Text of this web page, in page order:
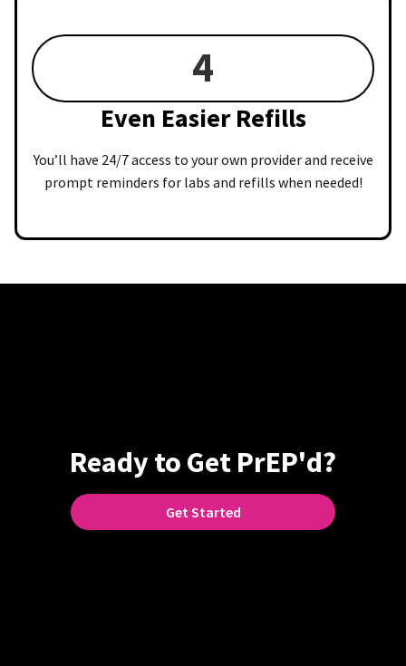
4
Even Easier Refills
You’ll have 24/7 access to your own provider and receive
prompt reminders for labs and refills when needed!
Ready to Get PrEP'd?
Get Started